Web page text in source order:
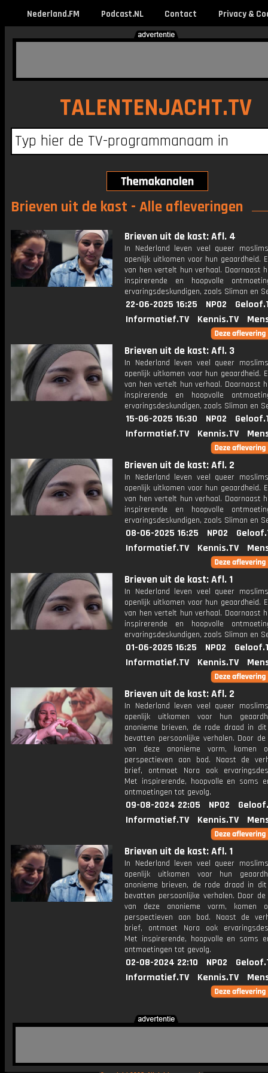
Nederland.FM Podcast.NL Contact Privacy &
TALENTENJACHT.TV
Brieven uit de kast - Alle afleveringen
Brieven uit de kast: Afl. 4
In Nederland leven veel queer
openlijk uitkomen voor hun geaardheid.
van hen vertelt hun verhaal. Daarnaast
inspirerende en hoopvolle
ervaringsdeskundigen, zoals Sliman en
22-06-2025 16:25 NPO2
Informatief.TV
Kennis.TV
Brieven uit de kast: Afl. 3
In Nederland leven veel queer
openlijk uitkomen voor hun geaardheid.
van hen vertelt hun verhaal. Daarnaast
inspirerende en hoopvolle
ervaringsdeskundigen, zoals Sliman en
15-06-2025 16:30 NPO2
Informatief.TV
Kennis.TV
Brieven uit de kast: Afl. 2
In Nederland leven veel queer
openlijk uitkomen voor hun geaardheid.
van hen vertelt hun verhaal. Daarnaast
inspirerende en hoopvolle
ervaringsdeskundigen, zoals Sliman en
08-06-2025 16:25 NPO2
Informatief.TV
Kennis.TV
Brieven uit de kast: Afl. 1
In Nederland leven veel queer
openlijk uitkomen voor hun geaardheid.
van hen vertelt hun verhaal. Daarnaast
inspirerende en hoopvolle
ervaringsdeskundigen, zoals Sliman en
01-06-2025 16:25 NPO2
Informatief.TV
Kennis.TV
Brieven uit de kast: Afl. 2
In Nederland leven veel queer
openlijk uitkomen voor hun
anonieme brieven, de rode draad in
bevatten persoonlijke verhalen. Door de
van deze anonieme vorm, komen
perspectieven aan bod. Naast de
brief, ontmoet Nora ook
Met inspirerende, hoopvolle en soms
ontmoetingen tot gevolg.
09-08-2024 22:05 NPO2
Informatief.TV
Kennis.TV
Brieven uit de kast: Afl. 1
In Nederland leven veel queer
openlijk uitkomen voor hun
anonieme brieven, de rode draad in
bevatten persoonlijke verhalen. Door de
van deze anonieme vorm, komen
perspectieven aan bod. Naast de
brief, ontmoet Nora ook
Met inspirerende, hoopvolle en soms
ontmoetingen tot gevolg.
02-08-2024 22:10 NPO2
Informatief.TV
Kennis.TV